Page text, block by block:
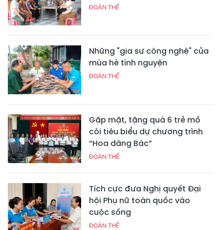
ĐOÀN THỂ
Những "gia sư công nghệ" của
mùa hè tình nguyện
ĐOÀN THỂ
Gặp mặt, tặng quà 6 trẻ mồ
côi tiêu biểu dự chương trình
“Hoa dâng Bác”
ĐOÀN THỂ
Tích cực đưa Nghị quyết Đại
hội Phụ nữ toàn quốc vào
cuộc sống
ĐOÀN THỂ